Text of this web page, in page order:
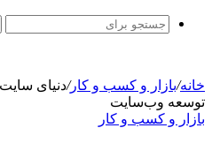
خانه/بازار و کسب و کار/دنیای
توسعه وب‌سایت
بازار و کسب و کار